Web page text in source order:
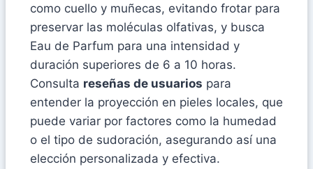
como cuello y muñecas, evitando frotar para
preservar las moléculas olfativas, y busca
Eau de Parfum para una intensidad y
duración superiores de 6 a 10 horas.
Consulta reseñas de usuarios para
entender la proyección en pieles locales, que
puede variar por factores como la humedad
o el tipo de sudoración, asegurando así una
elección personalizada y efectiva.